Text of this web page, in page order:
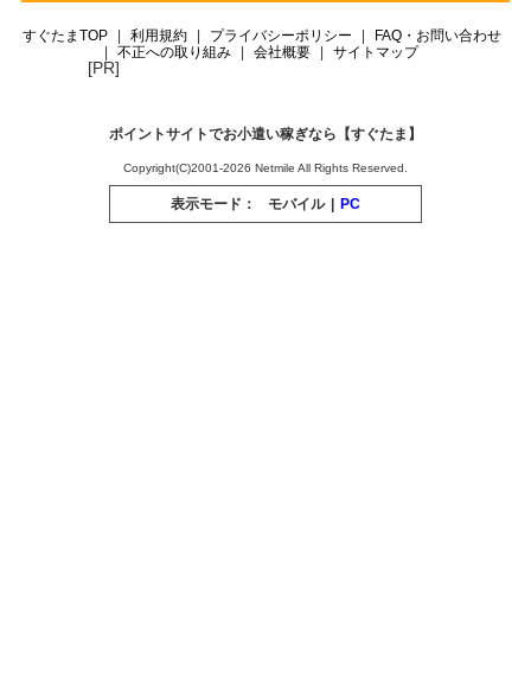
すぐたまTOP 利用規約 プライバシーポリシー
FAQ・お問い合わせ
不正への取り組み
会社概要 サイトマップ
[PR]
ポイントサイトでお小遣い稼ぎなら【すぐたま】
Copyright(C)2001-2026 Netmile All Rights Reserved.
表示モード： モバイル PC